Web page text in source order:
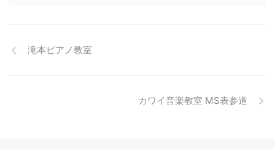
滝本ピアノ教室
カワイ音楽教室 MS表参道